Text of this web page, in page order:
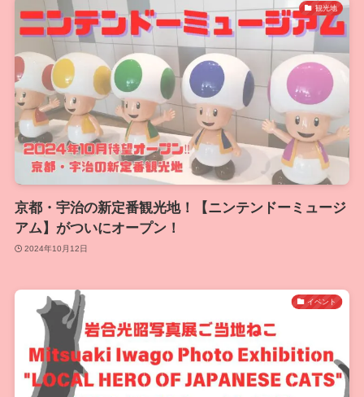
観光地
京都・宇治の新定番観光地！【ニンテンドーミュージ
アム】がついにオープン！
2024年10月12日
イベント